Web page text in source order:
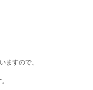
ますので、